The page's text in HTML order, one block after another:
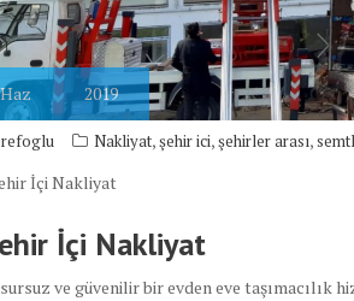
Haz 2019
Nakliyat,şehir ici,şehirler arası,
İçi Nakliyat
ve güvenilir bir evden eve taşımacılık